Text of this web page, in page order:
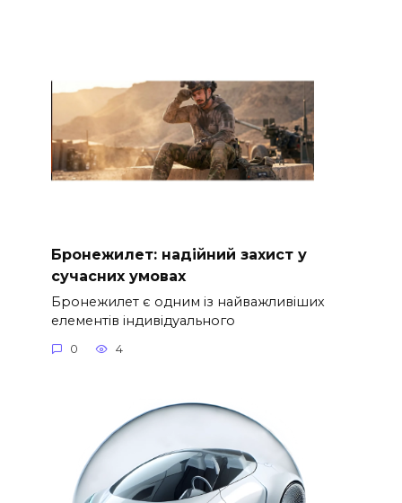
Бронежилет: надійний захист у
сучасних умовах
Бронежилет є одним із найважливіших
елементів індивідуального
0 4